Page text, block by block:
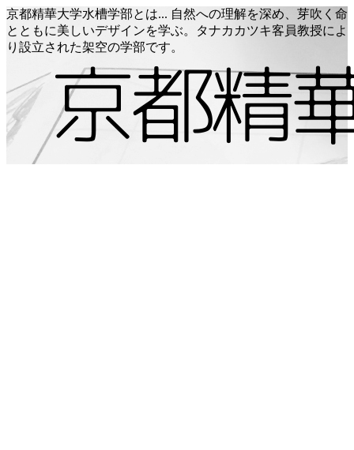
京都精華大学水槽学部とは... 自然への理解を深め、芽吹く命
とともに美しいデザインを学ぶ。タナカカツキ客員教授によ
り設立された架空の学部です。